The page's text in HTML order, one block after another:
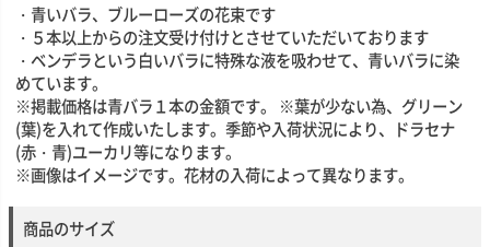
・青いバラ、ブルーローズの花束です
・５本以上からの注文受け付けとさせていただいております
・ベンデラという白いバラに特殊な液を吸わせて、青いバラに染
めています。
※掲載価格は青バラ１本の金額です。 ※葉が少ない為、グリーン
(葉)を入れて作成いたします。季節や入荷状況により、ドラセナ
(赤・青)ユーカリ等になります。
※画像はイメージです。花材の入荷によって異なります。
商品のサイズ